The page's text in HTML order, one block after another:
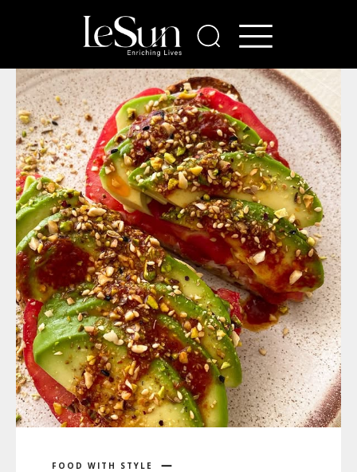
FOOD WITH STYLE